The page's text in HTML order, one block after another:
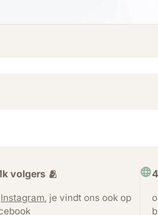
volgers 🫂
Instagram, je vindt ons ook op